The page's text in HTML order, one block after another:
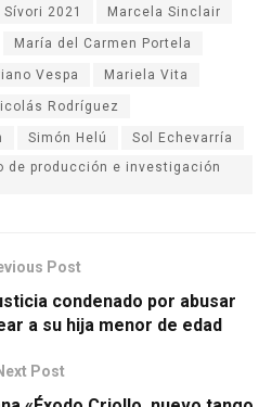
2021 Marcela Sinclair
María del Carmen Portela
Vespa Mariela Vita
Rodríguez
Simón Helú
Sol Echevarría
de producción e investigación
Post
condenado por abusar
a su hija menor de edad
Post